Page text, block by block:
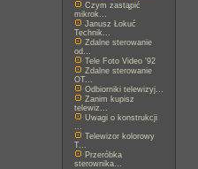
Czym zastąpić
mikrok...
Janusz Łokuć
Technik...
Zdalne sterowanie
od...
Tele Foto Video '92
Zdalne sterowanie
OT...
Odbiorniki telewizyj...
Zanim kupisz
telewiz...
Uwagi o konstrukcji
...
Telewizor kolorowy
T...
Przeróbka
sterownika...